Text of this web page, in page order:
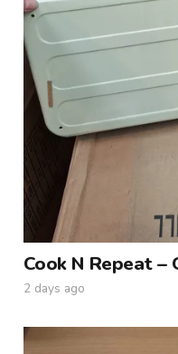
Cook N Repeat
2 days ago